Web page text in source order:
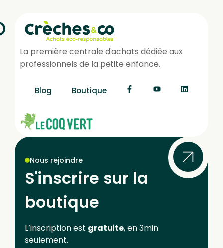
La première centrale d'achats dédiée aux
professionnels de la petite enfance.
Blog Boutique
Nous rejoindre
S'inscrire sur la
boutique
L’inscription est gratuite, en 3min
seulement.